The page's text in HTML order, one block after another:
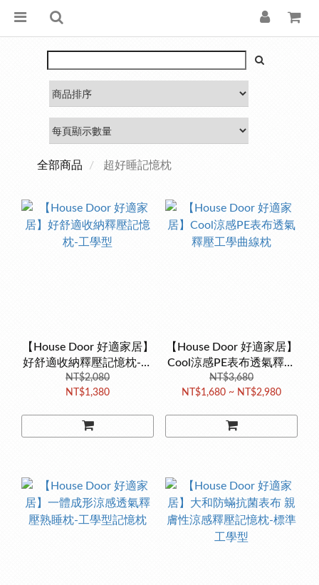
全部商品 超好睡記憶枕
【House Door 好適家居】
好舒適收納釋壓記憶枕-工
學型
NT$2,080
NT$1,380
【House Door 好適家居】
Cool涼感PE表布透氣釋壓
工學曲線枕
NT$3,680
NT$1,680 ~ NT$2,980